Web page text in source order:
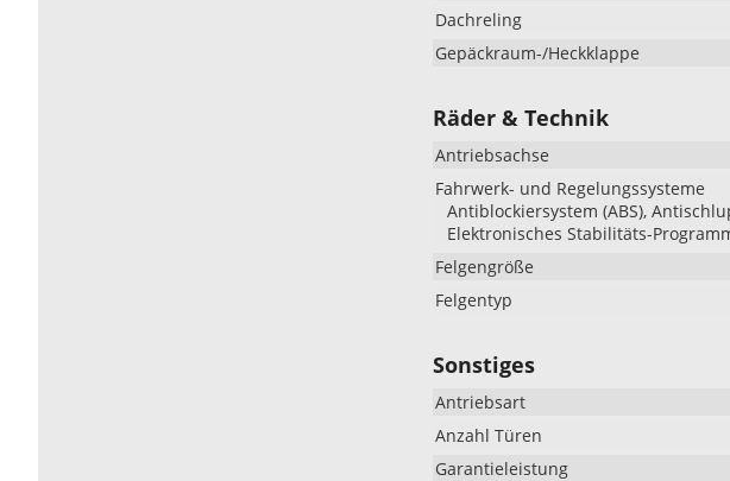
Dachreling
Gepäckraum-/Heckklappe
Räder & Technik
Antriebsachse
Fahrwerk- und Regelungssysteme
Antiblockiersystem (ABS),
Elektronisches Stabilitäts-
Felgengröße
Felgentyp
Sonstiges
Antriebsart
Anzahl Türen
Garantieleistung